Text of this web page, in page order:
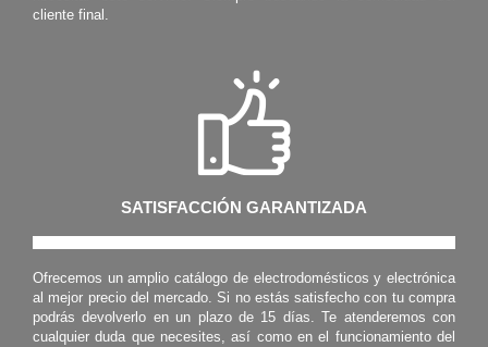
cliente final.
SATISFACCIÓN GARANTIZADA
Ofrecemos un amplio catálogo de electrodomésticos y electrónica
al mejor precio del mercado. Si no estás satisfecho con tu compra
podrás devolverlo en un plazo de 15 días. Te atenderemos con
cualquier duda que necesites, así como en el funcionamiento del